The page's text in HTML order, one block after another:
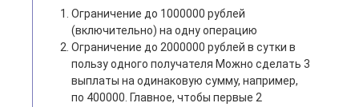
Ограничение до 1000000 рублей
(включительно) на одну операцию
Ограничение до 2000000 рублей в сутки в
пользу одного получателя Можно сделать 3
выплаты на одинаковую сумму, например,
по 400000. Главное, чтобы первые 2